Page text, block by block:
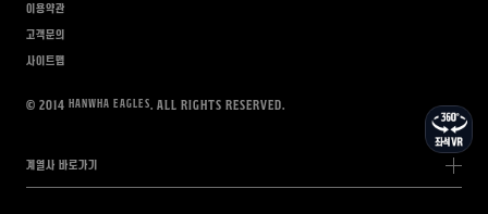
이용약관
고객문의
사이트맵
© 2014 HANWHA EAGLES. All rights Reserved.
계열사 바로가기